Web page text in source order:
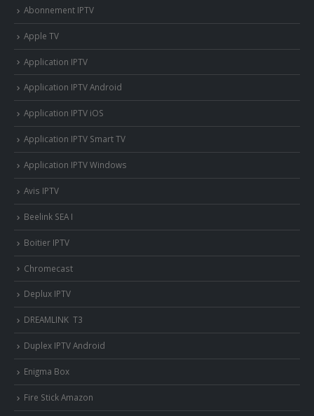
Abonnement IPTV
Apple TV
Application IPTV
Application IPTV Android
Application IPTV iOS
Application IPTV Smart TV
Application IPTV Windows
Avis IPTV
Beelink SEA I
Boitier IPTV
Chromecast
Deplux IPTV
DREAMLINK T3
Duplex IPTV Android
Enigma Box
Fire Stick Amazon